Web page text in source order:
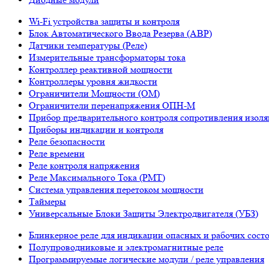
Wi-Fi устройства защиты и контроля
Блок Автоматического Ввода Резерва (АВР)
Датчики температуры (Реле)
Измерительные трансформаторы тока
Контроллер реактивной мощности
Контроллеры уровня жидкости
Ограничители Мощности (ОМ)
Ограничители перенапряжения ОПН-М
Прибор предварительного контроля сопротивления
Приборы индикации и контроля
Реле безопасности
Реле времени
Реле контроля напряжения
Реле Максимального Тока (РМТ)
Система управления перетоком мощности
Таймеры
Универсальные Блоки Защиты Электродвигателя (УБЗ)
Блинкерное реле для индикации опасных и рабочих
Полупроводниковые и электромагнитные реле
Программируемые логические модули / реле управления